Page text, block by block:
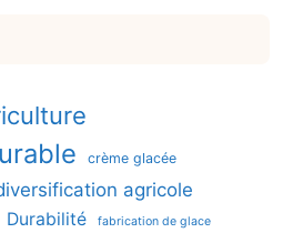
crème glacée
agricole
Durabilité fabrication de glace